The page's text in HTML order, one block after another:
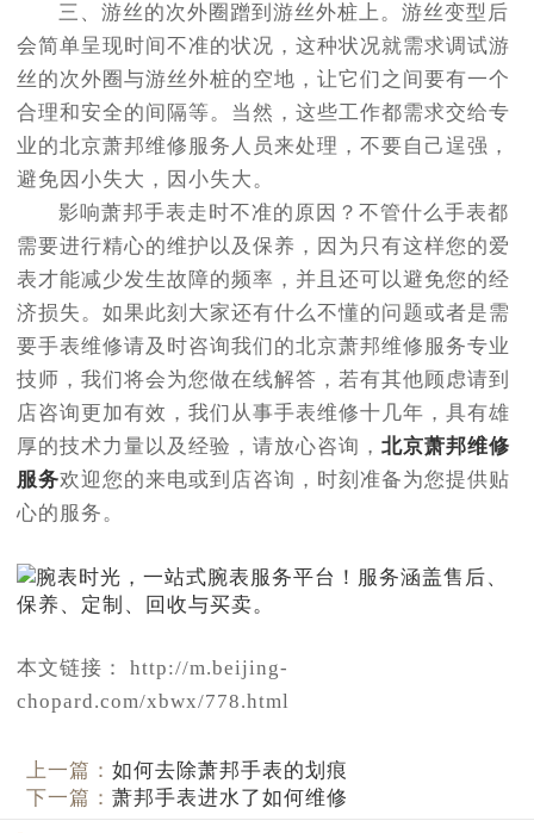
三、游丝的次外圈蹭到游丝外桩上。游丝变型后
会简单呈现时间不准的状况，这种状况就需求调试游
丝的次外圈与游丝外桩的空地，让它们之间要有一个
合理和安全的间隔等。当然，这些工作都需求交给专
业的北京萧邦维修服务人员来处理，不要自己逞强，
避免因小失大，因小失大。
影响萧邦手表走时不准的原因？不管什么手表都
需要进行精心的维护以及保养，因为只有这样您的爱
表才能减少发生故障的频率，并且还可以避免您的经
济损失。如果此刻大家还有什么不懂的问题或者是需
要手表维修请及时咨询我们的北京萧邦维修服务专业
技师，我们将会为您做在线解答，若有其他顾虑请到
店咨询更加有效，我们从事手表维修十几年，具有雄
厚的技术力量以及经验，请放心咨询， 北京萧邦维修
服务欢迎您的来电或到店咨询，时刻准备为您提供贴
心的服务。
本文链接： http://m.beijing-
chopard.com/xbwx/778.html
上一篇：如何去除萧邦手表的划痕
下一篇：萧邦手表进水了如何维修